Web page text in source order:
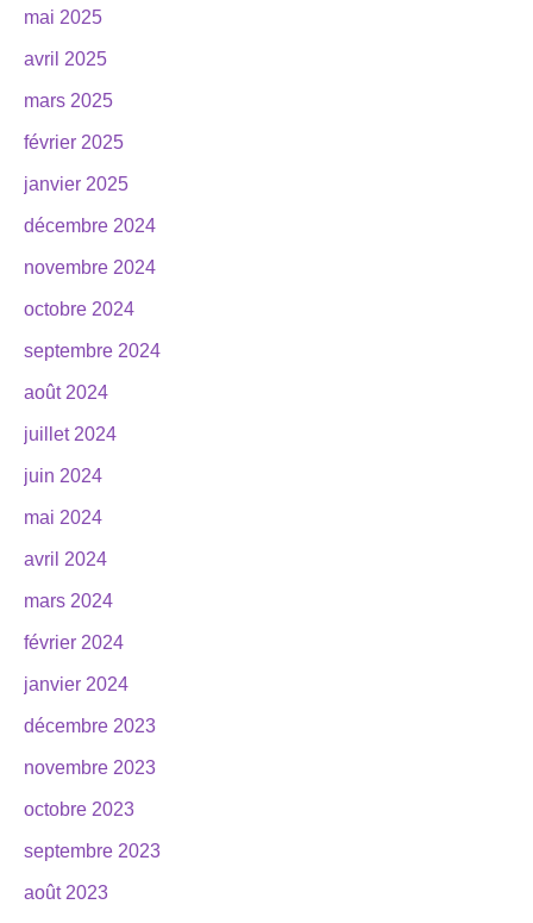
mai 2025
avril 2025
mars 2025
février 2025
janvier 2025
décembre 2024
novembre 2024
octobre 2024
septembre 2024
août 2024
juillet 2024
juin 2024
mai 2024
avril 2024
mars 2024
février 2024
janvier 2024
décembre 2023
novembre 2023
octobre 2023
septembre 2023
août 2023